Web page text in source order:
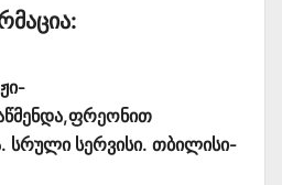
სრული სერვისი. თბილისი-